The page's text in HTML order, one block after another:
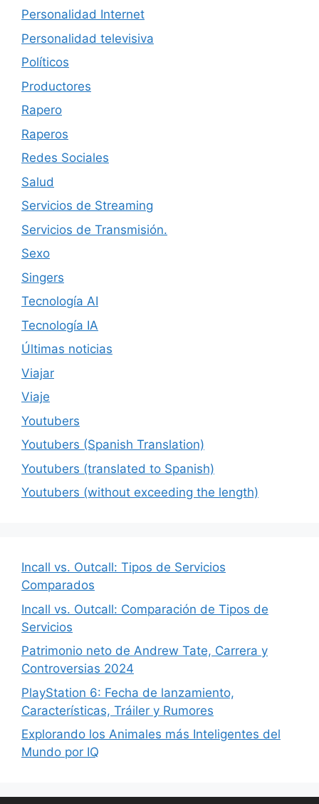
Personalidad Internet
Personalidad televisiva
Políticos
Productores
Rapero
Raperos
Redes Sociales
Salud
Servicios de Streaming
Servicios de Transmisión.
Sexo
Singers
Tecnología AI
Tecnología IA
Últimas noticias
Viajar
Viaje
Youtubers
Youtubers (Spanish Translation)
Youtubers (translated to Spanish)
Youtubers (without exceeding the length)
Incall vs. Outcall: Tipos de Servicios
Comparados
Incall vs. Outcall: Comparación de Tipos de
Servicios
Patrimonio neto de Andrew Tate, Carrera y
Controversias 2024
PlayStation 6: Fecha de lanzamiento,
Características, Tráiler y Rumores
Explorando los Animales más Inteligentes del
Mundo por IQ